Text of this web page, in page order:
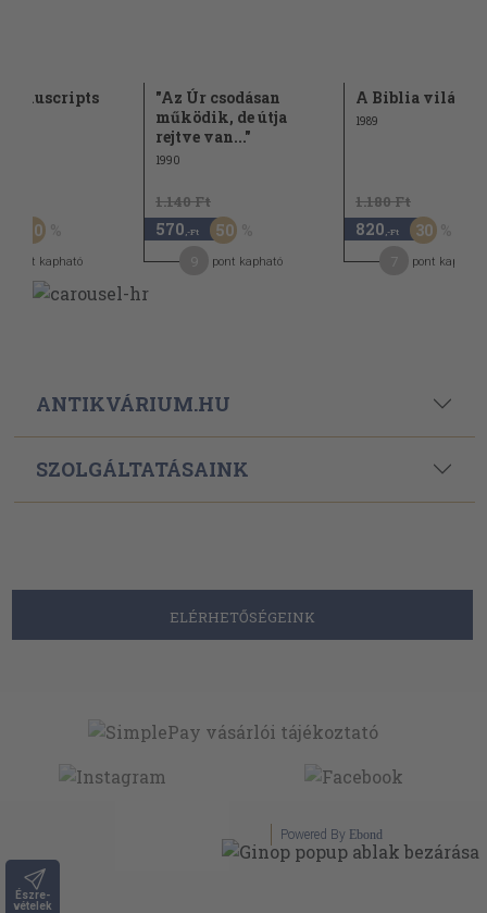
Észre-
vételek
50
pont kapható
"Az Úr csodásan
működik, de útja
rejtve van..."
1990
1.140 Ft
570 ,-Ft 50
pont kapható
A Biblia világa
1989
1.180 Ft
820 ,-Ft 30
pont kapható
ANTIKVÁRIUM.HU
SZOLGÁLTATÁSAINK
ELÉRHETŐSÉGEINK
Powered By Ebond